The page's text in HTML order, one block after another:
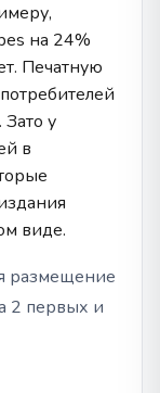
на 24%
Печатную
у
в
виде.
размещение
2 первых и